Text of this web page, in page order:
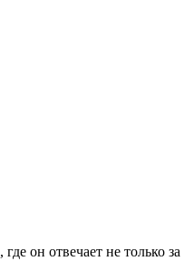
, где он отвечает не только